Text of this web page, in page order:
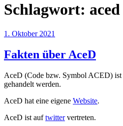
Schlagwort: aced
Veröffentlicht
1. Oktober 2021
Fakten über AceD
AceD (Code bzw. Symbol ACED)
gehandelt werden.
AceD hat eine eigene Website.
AceD ist auftwittervertreten.